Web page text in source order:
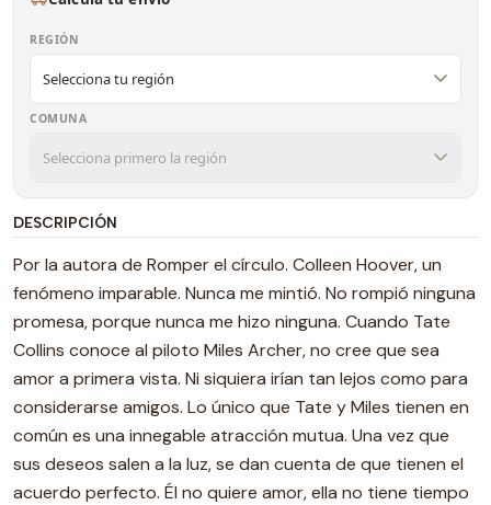
REGIÓN
COMUNA
DESCRIPCIÓN
Por la autora de Romper el círculo. Colleen Hoover, un
fenómeno imparable. Nunca me mintió. No rompió ninguna
promesa, porque nunca me hizo ninguna. Cuando Tate
Collins conoce al piloto Miles Archer, no cree que sea
amor a primera vista. Ni siquiera irían tan lejos como para
considerarse amigos. Lo único que Tate y Miles tienen en
común es una innegable atracción mutua. Una vez que
sus deseos salen a la luz, se dan cuenta de que tienen el
acuerdo perfecto. Él no quiere amor, ella no tiene tiempo